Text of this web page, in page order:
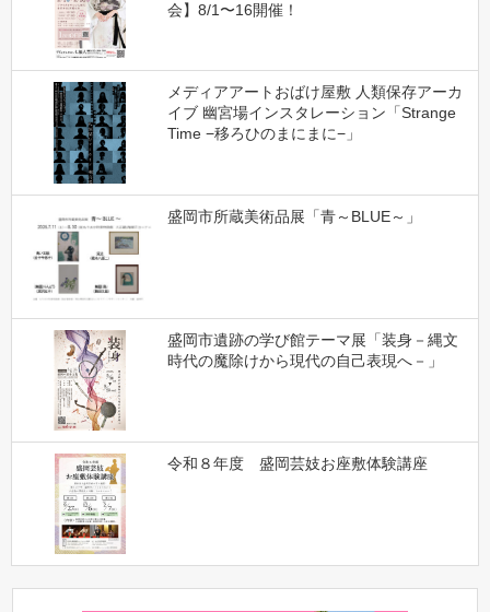
会】8/1〜16開催！
メディアアートおばけ屋敷 人類保存アーカ
イブ 幽宮場インスタレーション「Strange
Time −移ろひのまにまに−」
盛岡市所蔵美術品展「青～BLUE～」
盛岡市遺跡の学び館テーマ展「装身－縄文
時代の魔除けから現代の自己表現へ－」
令和８年度 盛岡芸妓お座敷体験講座